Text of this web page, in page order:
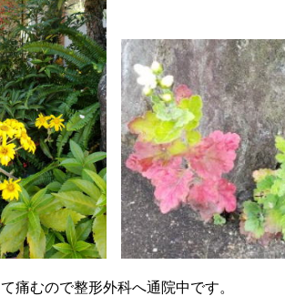
痛むので整形外科へ通院中です。